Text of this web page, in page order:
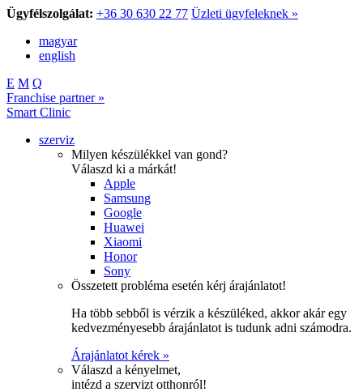
Ügyfélszolgálat: +36 30 630 22 77 Üzleti ügyfeleknek »
magyar
english
E M Q
Franchise partner »
Smart Clinic
szerviz
Milyen készülékkel van gond?
Válaszd ki a márkát!
Apple
Samsung
Google
Huawei
Xiaomi
Honor
Sony
Összetett probléma esetén kérj árajánlatot!
Ha több sebből is vérzik a készüléked, akkor akár egy
kedvezményesebb árajánlatot is tudunk adni számodra.
Árajánlatot kérek »
Válaszd a kényelmet,
intézd a szervizt otthonról!